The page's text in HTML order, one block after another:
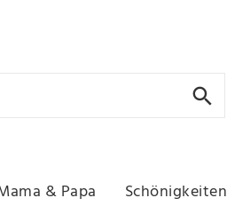
& Papa Schönigkeiten